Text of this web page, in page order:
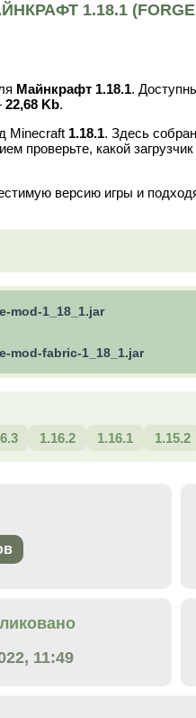
1.18.1
Майнкрафт 1.18.1.
22,68 Kb.
Minecraft 1.18.1. Здесь
проверьте, какой
версию игры и
mod-1_18_1.jar
mod-fabric-1_18_1.jar
1.16.2 1.16.1 1.15.2
11:49